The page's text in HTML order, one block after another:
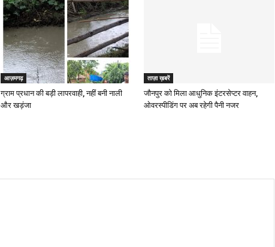
आज़मगढ़
ग्राम प्रधान की बड़ी लापरवाही, नहीं बनी नाली
और खड़ंजा
ताज़ा ख़बरें
जौनपुर को मिला आधुनिक इंटरसेप्टर वाहन,
ओवरस्पीडिंग पर अब रहेगी पैनी नजर